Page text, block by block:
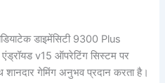
डाइमेंसिटी 9300 Plus
एंड्रॉयड v15 ऑपरेटिंग सिस्टम पर
गेमिंग अनुभव प्रदान करता है।